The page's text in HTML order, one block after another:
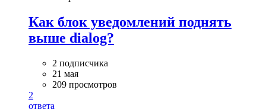
Как блок уведомлений поднять
выше dialog?
2 подписчика
21 мая
209 просмотров
2
ответа